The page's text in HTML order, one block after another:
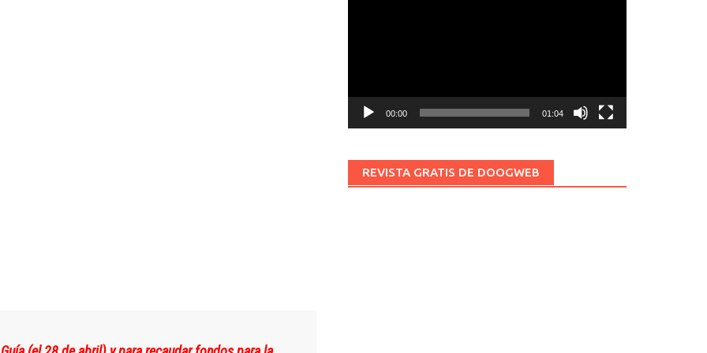
00:00 01:04
REVISTA GRATIS DE DOOGWEB